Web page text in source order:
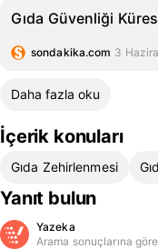
Gıda Güvenliği
sondakika.com 3
Daha fazla oku
İçerik konuları
Gıda Zehirlenmesi
Yanıt bulun
Yazeka
Arama sonuçlarına